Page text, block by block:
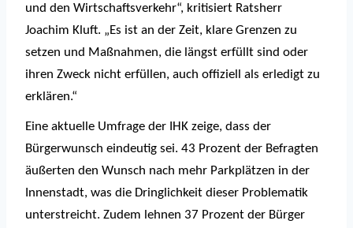
und den Wirtschaftsverkehr“, kritisiert Ratsherr
Joachim Kluft. „Es ist an der Zeit, klare Grenzen zu
setzen und Maßnahmen, die längst erfüllt sind oder
ihren Zweck nicht erfüllen, auch offiziell als erledigt zu
erklären.“
Eine aktuelle Umfrage der IHK zeige, dass der
Bürgerwunsch eindeutig sei. 43 Prozent der Befragten
äußerten den Wunsch nach mehr Parkplätzen in der
Innenstadt, was die Dringlichkeit dieser Problematik
unterstreicht. Zudem lehnen 37 Prozent der Bürger